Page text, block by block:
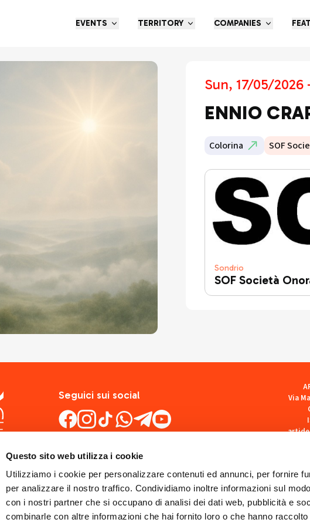
Questo sito web utilizza i cookie
Utilizziamo i cookie per personalizzare contenuti ed annunci, per fornire
per analizzare il nostro traffico. Condividiamo inoltre informazioni sul
con i nostri partner che si occupano di analisi dei dati web, pubblicità e
combinarle con altre informazioni che hai fornito loro o che hanno
EVENTS TERRITORY COMPANIES
Sun, 17/05/
ENNIO
Colorina SOF
Sondrio
SOF Società
Seguici sui social
Via